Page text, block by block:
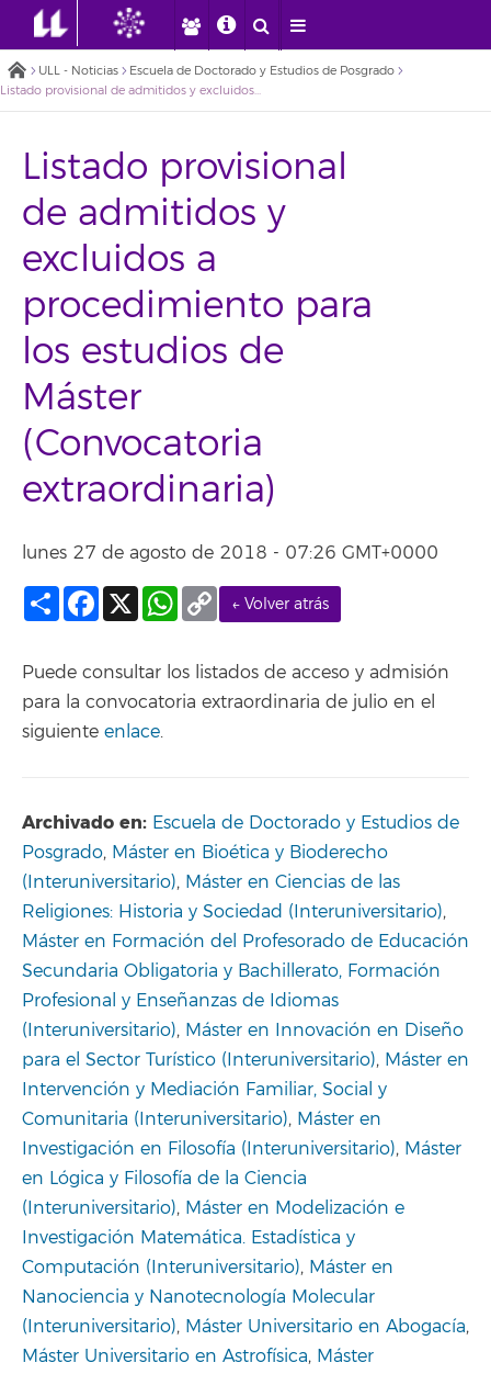
ULL - Noticias
Escuela de Doctorado y Estudios de Posgrado
Listado provisional de admitidos y excluidos a procedimiento para los estudios de Máster (Convocatoria extraordinaria)
Listado provisional
de admitidos y
excluidos a
procedimiento para
los estudios de
Máster
(Convocatoria
extraordinaria)
lunes 27 de agosto de 2018 - 07:26 GMT+0000
← Volver atrás
Compartir
Facebook
X WhatsApp
Copy
Link
Puede consultar los listados de acceso y admisión
para la convocatoria extraordinaria de julio en el
siguiente enlace.
Archivado en: Escuela de Doctorado y Estudios de
Posgrado, Máster en Bioética y Bioderecho
(Interuniversitario), Máster en Ciencias de las
Religiones: Historia y Sociedad (Interuniversitario),
Máster en Formación del Profesorado de Educación
Secundaria Obligatoria y Bachillerato, Formación
Profesional y Enseñanzas de Idiomas
(Interuniversitario), Máster en Innovación en Diseño
para el Sector Turístico (Interuniversitario), Máster en
Intervención y Mediación Familiar, Social y
Comunitaria (Interuniversitario), Máster en
Investigación en Filosofía (Interuniversitario), Máster
en Lógica y Filosofía de la Ciencia
(Interuniversitario), Máster en Modelización e
Investigación Matemática. Estadística y
Computación (Interuniversitario), Máster en
Nanociencia y Nanotecnología Molecular
(Interuniversitario), Máster Universitario en Abogacía,
Máster Universitario en Astrofísica, Máster